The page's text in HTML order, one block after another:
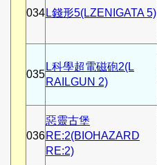
034 L錢形5(LZENIGATA 5)
035
L科學超電磁砲2(L
RAILGUN 2)
036
惡靈古堡
RE:2(BIOHAZARD
RE:2)